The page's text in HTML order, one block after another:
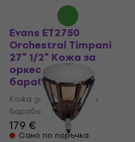
Evans ET2750
Orchestral Timpani
27" 1/2" Кожа за
оркестрови
барабани
Кожа за оркестрови
барабани
179 €
Само по поръчка